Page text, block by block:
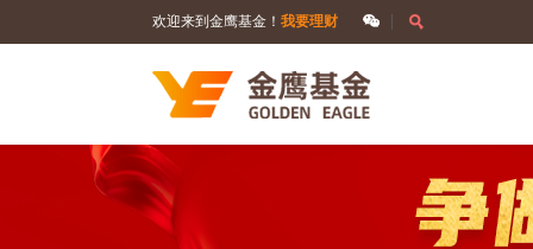
欢迎来到金鹰基金！ 我要理财